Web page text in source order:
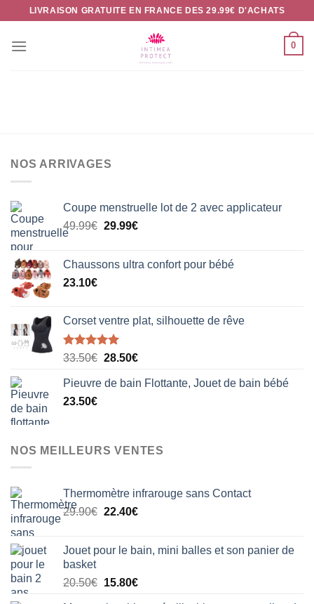
Passer
contenu
LIVRAISON GRATUITE EN FRANCE DES 29.99€ D'ACHATS
0
NOS ARRIVAGES
Coupe menstruelle lot de 2 avec applicateur
49.99€ Le
était :
29.99€Le
est :
Chaussons ultra confort pour bébé
23.10€
Corset ventre plat, silhouette de rêve
Note5.00
33.50€ Le
initial
28.50€Le
actuel
Pieuvre de bain Flottante, Jouet de bain bébé
23.50€
NOS MEILLEURS VENTES
Thermomètre infrarouge sans Contact
29.90€ Le
était :
22.40€Le
est :
Jouet pour le bain, mini balles et son panier de
basket
20.50€ Le
15.80€Le